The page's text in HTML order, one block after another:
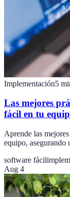
Implementación5
Las mejores
fácil en tu
Aprende las
equipo, asegurando
software fácil
Aug 4